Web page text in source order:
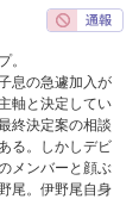
。
息の急遽加入が
軸と決定してい
終決定案の相談
る。しかしデビ
メンバーと顔ぶ
尾。伊野尾自身